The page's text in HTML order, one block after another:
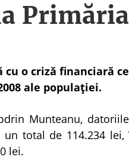
o criză financiară
ale populaţiei.
Munteanu,
un total de 114.234
lei.